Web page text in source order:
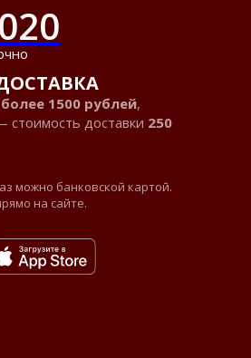
более 1500 рублей,
доставки 250
можно банковской картой.
на сайте.